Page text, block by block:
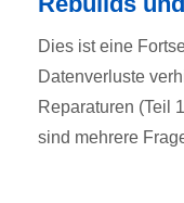
Dies ist eine
Datenverluste
Reparaturen (Teil
sind mehrere